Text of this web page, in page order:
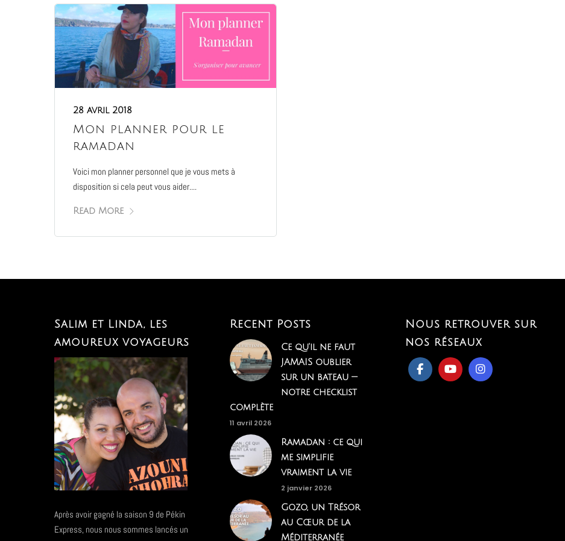
28 avril 2018
Mon planner pour le
ramadan
Voici mon planner personnel que je vous mets à
disposition si cela peut vous aider....
Read More
Salim et Linda, les
amoureux voyageurs
Après avoir gagné la saison 9 de Pékin
Express, nous nous sommes lancés un
Recent Posts
Ce qu'il ne faut
JAMAIS oublier
sur un bateau —
notre checklist
complète
11 avril 2026
Ramadan : ce qui
me simplifie
vraiment la vie
2 janvier 2026
Gozo, un Trésor
au Cœur de la
Méditerranée
Nous retrouver sur
nos réseaux